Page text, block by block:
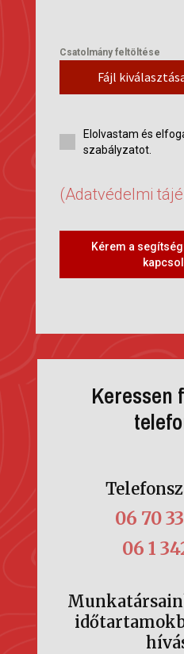
Csatolmány feltöltése
Fájl
Elolvastam és
szabályzatot.
(Adatvédelmi
Kérem a
Keressen
06 70
06 1